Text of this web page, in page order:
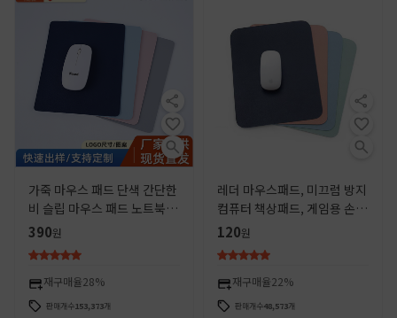
가죽 마우스 패드 단색 간단한
비 슬립 마우스 패드 노트북 컴
퓨터 사무실 책상 매트 게임 패
390원
재구매율28%
판매개수153,373개
레더 마우스패드, 미끄럼 방지
컴퓨터 책상패드, 게임용 손목
보호대, 심플 패드, 사진으로
120원
재구매율22%
판매개수48,573개